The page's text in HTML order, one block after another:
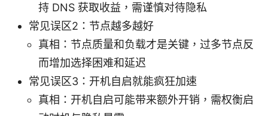
持 DNS 获取收益，需谨慎对待隐私
常见误区2：节点越多越好
真相：节点质量和负载才是关键，过多节点反
而增加选择困难和延迟
常见误区3：开机自启就能疯狂加速
真相：开机自启可能带来额外开销，需权衡启